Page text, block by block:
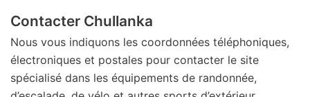
Contacter Chullanka
Nous vous indiquons les coordonnées téléphoniques,
électroniques et postales pour contacter le site
spécialisé dans les équipements de randonnée,